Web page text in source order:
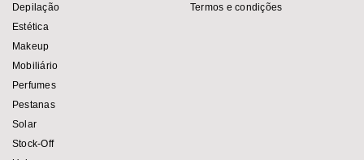
Depilação
Estética
Makeup
Mobiliário
Perfumes
Pestanas
Solar
Stock-Off
Termos e condições